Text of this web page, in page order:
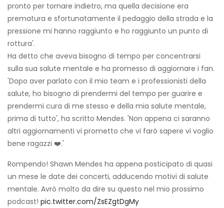
pronto per tornare indietro, ma quella decisione era
prematura e sfortunatamente il pedaggio della strada e la
pressione mi hanno raggiunto e ho raggiunto un punto di
rottura'.
Ha detto che aveva bisogno di tempo per concentrarsi
sulla sua salute mentale e ha promesso di aggiornare i fan.
'Dopo aver parlato con il mio team e i professionisti della
salute, ho bisogno di prendermi del tempo per guarire e
prendermi cura di me stesso e della mia salute mentale,
prima di tutto', ha scritto Mendes. 'Non appena ci saranno
altri aggiornamenti vi prometto che vi farò sapere vi voglio
bene ragazzi ❤️.'
Rompendo! Shawn Mendes ha appena posticipato di quasi
un mese le date dei concerti, adducendo motivi di salute
mentale. Avrò molto da dire su questo nel mio prossimo
podcast! pic.twitter.com/ZsEZgtDgMy